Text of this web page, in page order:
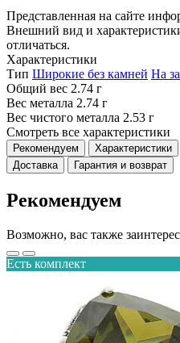
Представленная на сайте
Внешний вид и
отличаться.
Характеристики
Тип Широкие без камней На
Общий вес 2.74 г
Вес металла 2.74 г
Вес чистого металла 2.53 г
Смотреть все характеристики
Рекомендуем Характеристики
Доставка
Гарантия и возврат
Рекомендуем
Возможно, вас также
Есть комплект